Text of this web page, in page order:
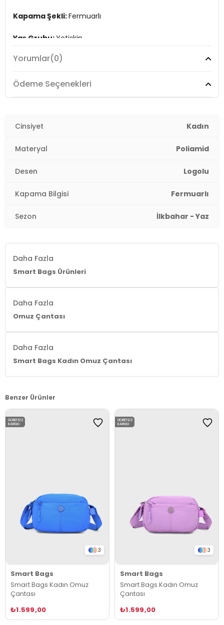
Kapama Şekli:Fermuarlı
Yaş Grubu:Yetişkin
Askı Türü:Ayarlanabilir Askılı
Menşei: Malezya
Yorumlar(0)
Ödeme Seçenekleri
Cinsiyet Kadın
Materyal Poliamid
Desen Logolu
Kapama Bilgisi Fermuarlı
Sezon İlkbahar - Yaz
Daha Fazla
Smart Bags Ürünleri
Daha Fazla
Omuz Çantası
Daha Fazla
Smart Bags Kadın Omuz Çantası
Benzer Ürünler
3
Smart Bags
Smart Bags Kadın Omuz
Çantası
₺1.599,00
ÜCRETSIZ
KARGO
3
Smart Bags
Smart Bags Kadın Omuz
Çantası
₺1.599,00
ÜCRETSIZ
KARGO